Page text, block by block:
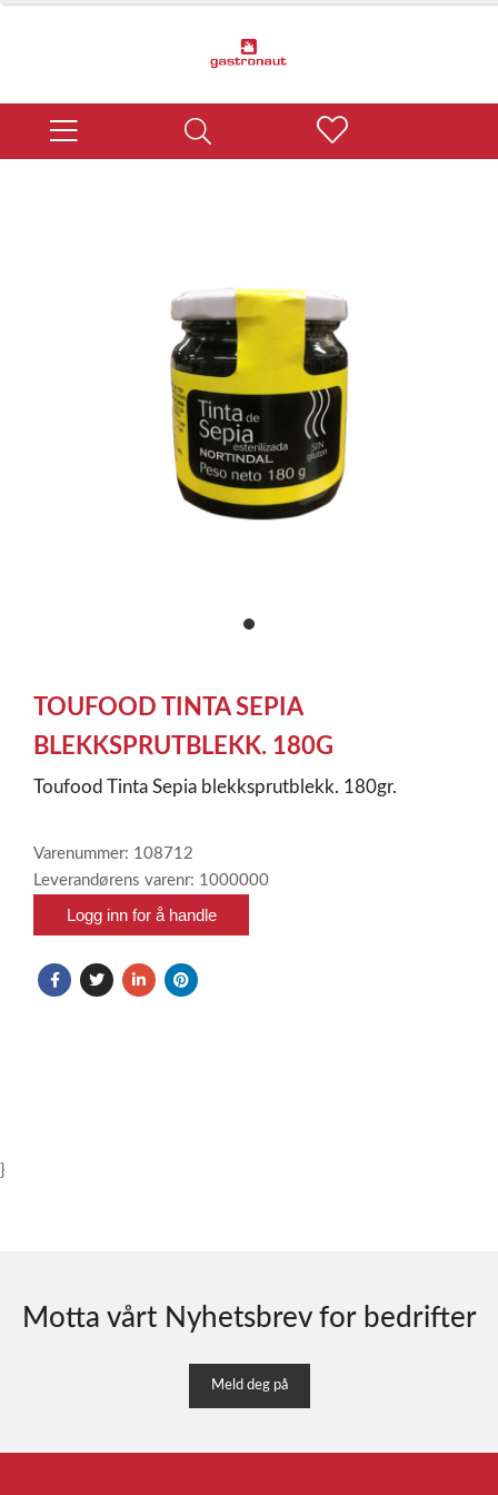
item
of
1
TOUFOOD TINTA SEPIA
BLEKKSPRUTBLEKK. 180G
Toufood Tinta Sepia blekksprutblekk. 180gr.
Varenummer: 108712
Leverandørens varenr: 1000000
Logg inn for å handle
}
Motta vårt Nyhetsbrev for bedrifter
Meld deg på